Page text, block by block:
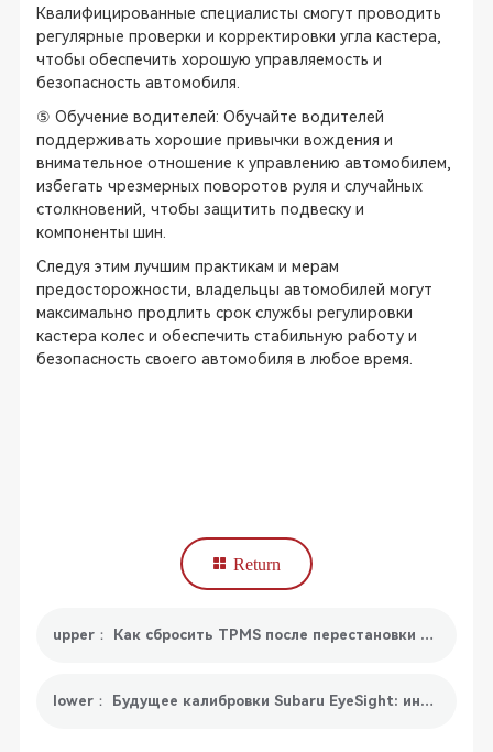
Квалифицированные специалисты смогут проводить
регулярные проверки и корректировки угла кастера,
чтобы обеспечить хорошую управляемость и
безопасность автомобиля.
⑤ Обучение водителей: Обучайте водителей
поддерживать хорошие привычки вождения и
внимательное отношение к управлению автомобилем,
избегать чрезмерных поворотов руля и случайных
столкновений, чтобы защитить подвеску и
компоненты шин.
Следуя этим лучшим практикам и мерам
предосторожности, владельцы автомобилей могут
максимально продлить срок службы регулировки
кастера колес и обеспечить стабильную работу и
безопасность своего автомобиля в любое время.
Return
upper： Как сбросить TPMS после перестановки шин
lower： Будущее калибровки Subaru EyeSight: инновации и тенденции